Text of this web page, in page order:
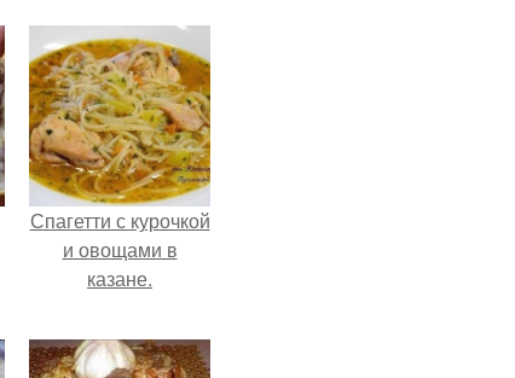
Спагетти с курочкой
и овощами в
казане.